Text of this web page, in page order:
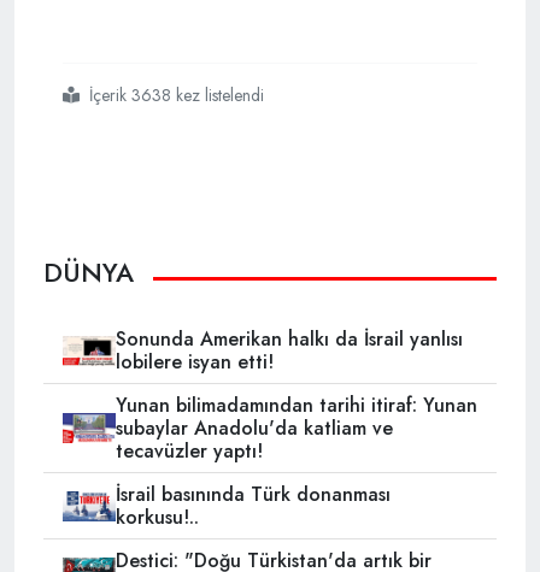
#almanya
#hasat bayramı
#üç hilalli osmanlı sancağı
İçerik 3638 kez listelendi
DÜNYA
Sonunda Amerikan halkı da İsrail yanlısı
lobilere isyan etti!
Yunan bilimadamından tarihi itiraf: Yunan
subaylar Anadolu'da katliam ve
tecavüzler yaptı!
İsrail basınında Türk donanması
korkusu!..
Destici: "Doğu Türkistan'da artık bir